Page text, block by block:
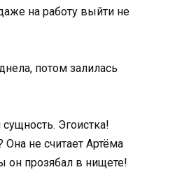
на работу выйти не
потом залилась
Эгоистка!
не считает Артёма
он прозябал в нищете!